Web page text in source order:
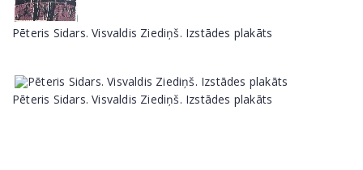
Pēteris Sidars. Visvaldis Ziediņš. Izstādes plakāts
Pēteris Sidars. Visvaldis Ziediņš. Izstādes plakāts